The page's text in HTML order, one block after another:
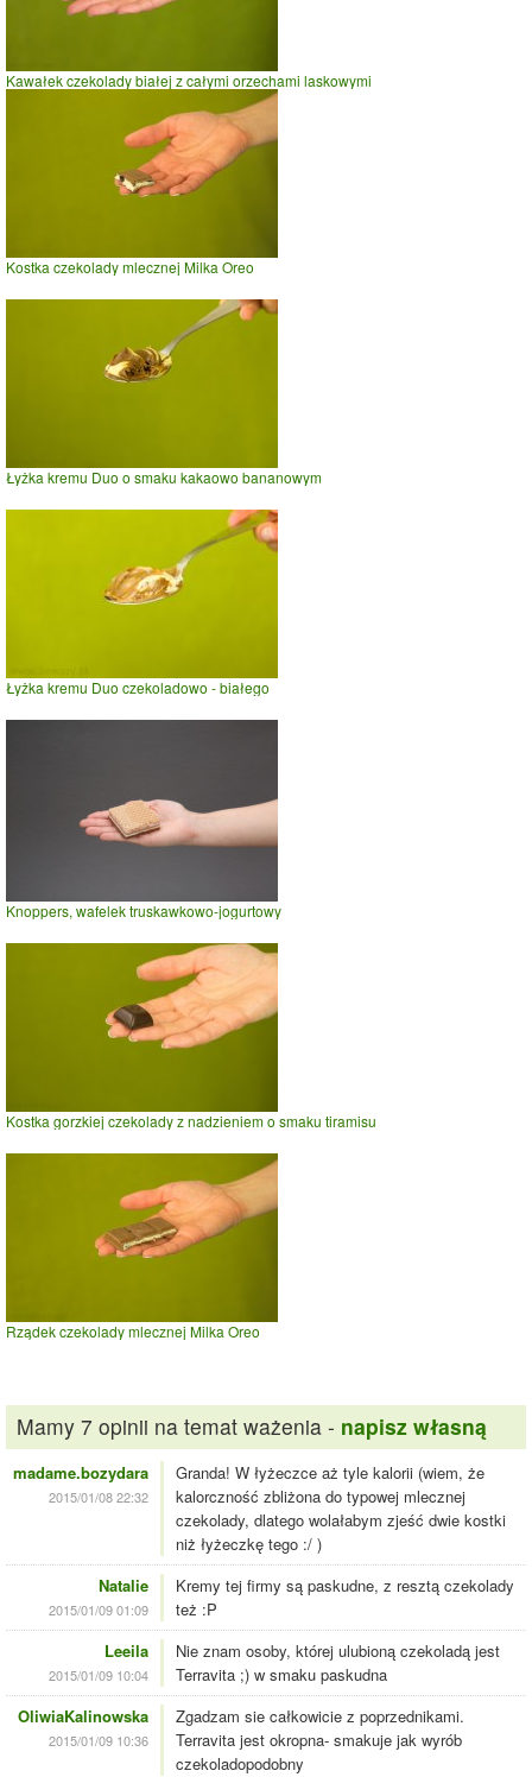
Kawałek czekolady białej z całymi orzechami laskowymi
Kostka czekolady mlecznej Milka Oreo
Łyżka kremu Duo o smaku kakaowo bananowym
Łyżka kremu Duo czekoladowo - białego
Knoppers, wafelek truskawkowo-jogurtowy
Kostka gorzkiej czekolady z nadzieniem o smaku tiramisu
Rządek czekolady mlecznej Milka Oreo
Mamy 7 opinii na temat ważenia - napisz własną
madame.bozydara
2015/01/08 22:32
Granda! W łyżeczce aż tyle kalorii (wiem, że
kalorczność zbliżona do typowej mlecznej
czekolady, dlatego wolałabym zjeść dwie kostki
niż łyżeczkę tego :/ )
Natalie
2015/01/09 01:09
Kremy tej firmy są paskudne, z resztą czekolady
też :P
Leeila
2015/01/09 10:04
Nie znam osoby, której ulubioną czekoladą jest
Terravita ;) w smaku paskudna
OliwiaKalinowska
2015/01/09 10:36
Zgadzam sie całkowicie z poprzednikami.
Terravita jest okropna- smakuje jak wyrób
czekoladopodobny